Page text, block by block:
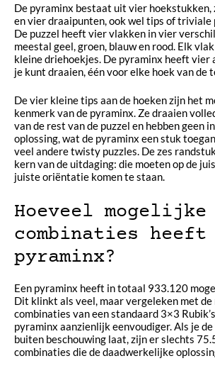
De pyraminx bestaat uit vier hoekstukken,
en vier draaipunten, ook wel tips of triviale
De puzzel heeft vier vlakken in vier
meestal geel, groen, blauw en rood. Elk
kleine driehoekjes. De pyraminx heeft vier
je kunt draaien, één voor elke hoek van de
De vier kleine tips aan de hoeken zijn het
kenmerk van de pyraminx. Ze draaien
van de rest van de puzzel en hebben geen
oplossing, wat de pyraminx een stuk
veel andere twisty puzzles. De zes
kern van de uitdaging: die moeten op de
juiste oriëntatie komen te staan.
Hoeveel mogelijke
combinaties heeft
pyraminx?
Een pyraminx heeft in totaal 933.120
Dit klinkt als veel, maar vergeleken met
combinaties van een standaard 3×3
pyraminx aanzienlijk eenvoudiger. Als je
buiten beschouwing laat, zijn er slechts
combinaties die de daadwerkelijke